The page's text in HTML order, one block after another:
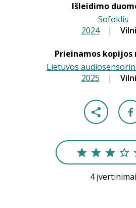
Išleidimo
Sofoklis
2024 |
Prieinamos kopijos
Lietuvos
2025 |
4 įvertinimai